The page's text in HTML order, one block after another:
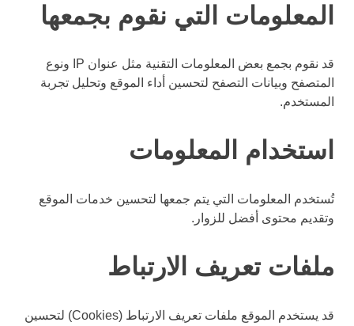
المعلومات التي نقوم بجمعها
قد نقوم بجمع بعض المعلومات التقنية مثل عنوان IP ونوع
المتصفح وبيانات التصفح لتحسين أداء الموقع وتحليل تجربة
المستخدم.
استخدام المعلومات
تُستخدم المعلومات التي يتم جمعها لتحسين خدمات الموقع
وتقديم محتوى أفضل للزوار.
ملفات تعريف الارتباط
قد يستخدم الموقع ملفات تعريف الارتباط (Cookies) لتحسين